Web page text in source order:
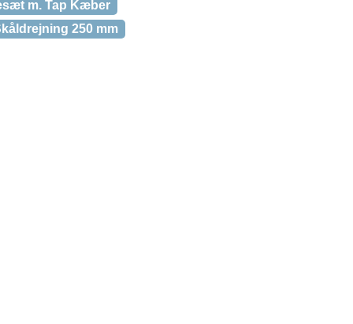
m. Tap Kæber
250 mm